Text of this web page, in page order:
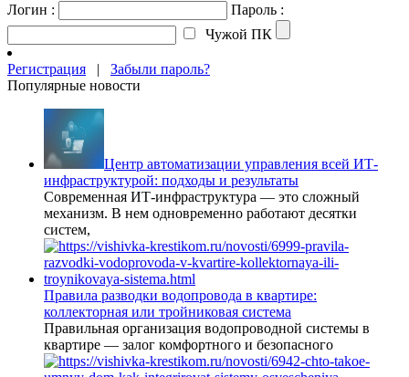
Логин :
Пароль :
Чужой ПК
Регистрация | Забыли пароль?
Популярные новости
Центр автоматизации управления всей ИТ-
инфраструктурой: подходы и результаты
Современная ИТ-инфраструктура — это сложный
механизм. В нем одновременно работают десятки
систем,
Правила разводки водопровода в квартире:
коллекторная или тройниковая система
Правильная организация водопроводной системы в
квартире — залог комфортного и безопасного